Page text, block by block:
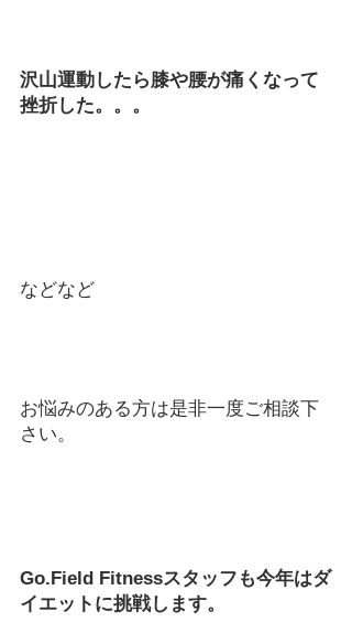
沢山運動したら膝や腰が痛くなって
挫折した。。。
などなど
お悩みのある方は是非一度ご相談下
さい。
Go.Field Fitnessスタッフも今年はダ
イエットに挑戦します。